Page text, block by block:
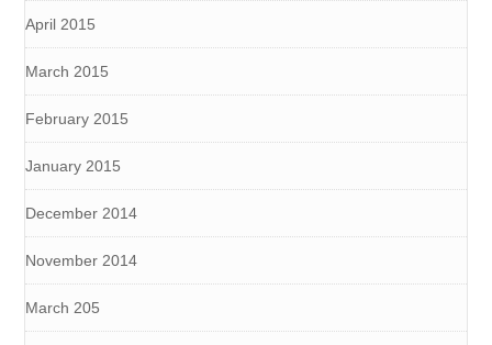
April 2015
March 2015
February 2015
January 2015
December 2014
November 2014
March 205